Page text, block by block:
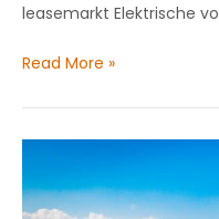
leasemarkt Elektrische
De
trends
in
voor
Read More »